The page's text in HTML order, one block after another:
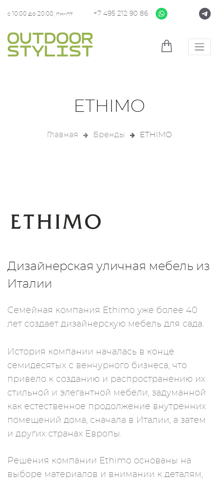
с 10:00 до 20:00, пн-пт +7 495 212 90 86
ETHIMO
Главная Бренды ETHIMO
Дизайнерская уличная мебель из
Италии
Семейная компания Ethimo уже более 40
лет создает дизайнерскую мебель для сада.
История компании началась в конце
семидесятых с венчурного бизнеса, что
привело к созданию и распространению их
стильной и элегантной мебели, задуманной
как естественное продолжение внутренних
помещений дома, сначала в Италии, а затем
и других странах Европы.
Решения компании Ethimo основаны на
выборе материалов и внимании к деталям,